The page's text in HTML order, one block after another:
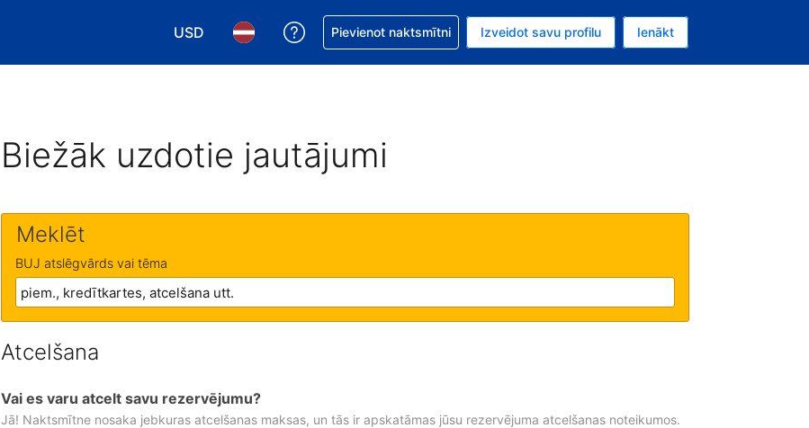
USD
Izvēlēties valūtu. Jūsu pašreizējā valūta ir ASV dolārs.
Izvēlēties valodu. Jūsu pašreizējā valoda ir Latviski.
Saņemiet palīdzību saistībā ar savu rezervējumu.
Pievienot naktsmītni Izveidot savu profilu Ienākt
Biežāk uzdotie jautājumi
Meklēt
BUJ atslēgvārds vai tēma
Atcelšana
Vai es varu atcelt savu rezervējumu?
Jā! Naktsmītne nosaka jebkuras atcelšanas maksas, un tās ir apskatāmas jūsu rezervējuma atcelšanas noteikumos.